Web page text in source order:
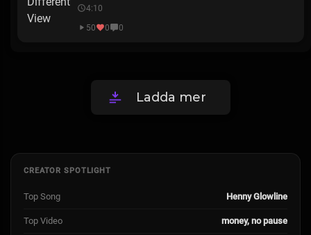
4:10
50
0 0
Ladda mer
CREATOR SPOTLIGHT
Top Song Henny Glowline
Top Video money, no pause